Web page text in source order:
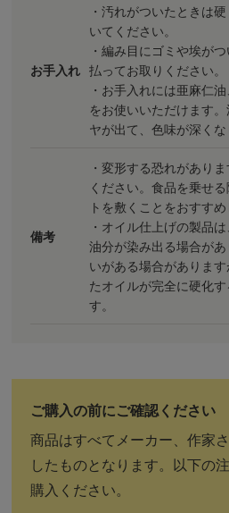
お手入れ
・汚れがついたときは
いてください。
・編み目にゴミや埃が
払ってお取りください。
・お手入れには亜麻仁
をお使いいただけます
ヤが出て、色味が深くな
備考
・変形する恐れがあり
ください。食品を乗せ
トを敷くことをおすすめ
・オイル仕上げの製品
油分が染み出る場合が
いがある場合がありま
たオイルが完全に硬化
す。
商品はすべてメーカー、作家
したものとなります。以下の
購入ください。